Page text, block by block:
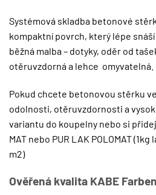
Systémová skladba betonové
kompaktní povrch, který lépe
běžná malba – dotyky, oděr od
otěruvzdorná a lehce omyvatelná.
Pokud chcete betonovou stěrku
odolnosti, otěruvzdornosti a
variantu do koupelny nebo si
MAT nebo PUR LAK POLOMAT(1kg
m2)
Ověřená kvalita KABE Farben